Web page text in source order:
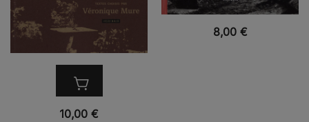
VUE RAPIDE
10,00 €
VUE RAPIDE
8,00 €